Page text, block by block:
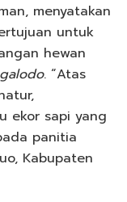
menyatakan
untuk
hewan
galodo. “Atas
ekor sapi yang
panitia
Kabupaten